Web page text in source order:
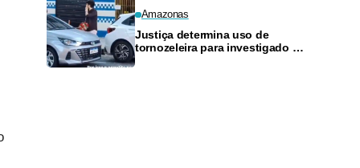
Amazonas
Justiça determina uso de
tornozeleira para investigado por